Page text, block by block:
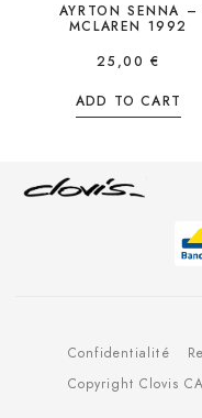
AYRTON SENNA –
MCLAREN 1992
25,00 €
ADD TO CART
Confidentialité
Copyright Clovis